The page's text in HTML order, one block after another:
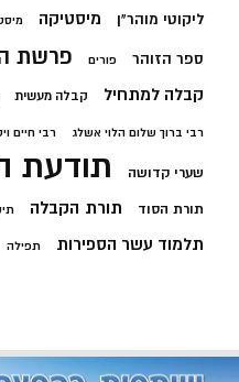
ליקוטי מוהר"ן מיסטיקה
ספר הזוהר פורים פרשת
קבלה למתחיל קבלה מעשית
רבי ברוך שלום הלוי אשלג רבי חיים
שערי קדושה תודעת
תורת הסוד תורת הקבלה
תלמוד עשר הספירות תפילה